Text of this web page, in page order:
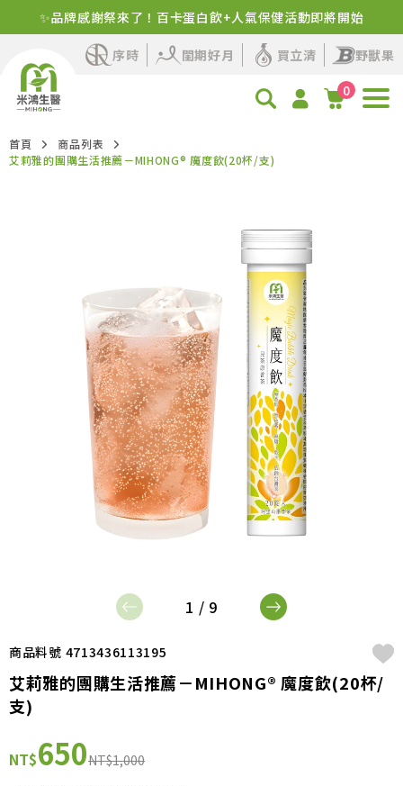
新客首購！明星商品+1元多1件
序時 閨期好月 買立清
野獸果
0
首頁
商品列表
艾莉雅的團購生活推薦－MIHONG® 魔度飲(20杯/支)
1 / 9
商品料號 4713436113195
艾莉雅的團購生活推薦－MIHONG® 魔度飲(20杯/
支)
NT$650NT$1,000